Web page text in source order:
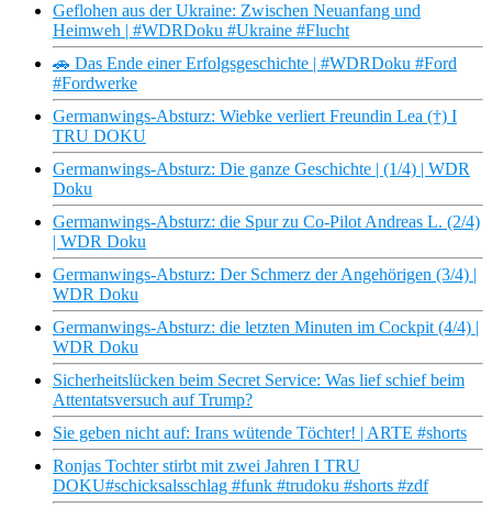
Geflohen aus der Ukraine: Zwischen Neuanfang und
Heimweh | #WDRDoku #Ukraine #Flucht
🚗 Das Ende einer Erfolgsgeschichte | #WDRDoku #Ford
#Fordwerke
Germanwings-Absturz: Wiebke verliert Freundin Lea (†) I
TRU DOKU
Germanwings-Absturz: Die ganze Geschichte | (1/4) | WDR
Doku
Germanwings-Absturz: die Spur zu Co-Pilot Andreas L. (2/4)
| WDR Doku
Germanwings-Absturz: Der Schmerz der Angehörigen (3/4) |
WDR Doku
Germanwings-Absturz: die letzten Minuten im Cockpit (4/4) |
WDR Doku
Sicherheitslücken beim Secret Service: Was lief schief beim
Attentatsversuch auf Trump?
Sie geben nicht auf: Irans wütende Töchter! | ARTE #shorts
Ronjas Tochter stirbt mit zwei Jahren I TRU
DOKU#schicksalsschlag #funk #trudoku #shorts #zdf